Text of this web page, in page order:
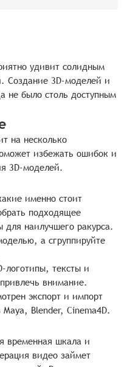
удивит солидным
Создание 3D-моделей и
не было столь доступным
на несколько
избежать ошибок и
3D-моделей.
именно стоит
подходящее
наилучшего ракурса.
а сгруппируйте
логотипы, тексты и
внимание.
экспорт и импорт
Blender, Cinema4D.
временная шкала и
видео займет